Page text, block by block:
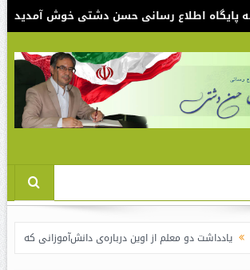
پایگاه اطلاع رسانی حسن دشتی خوش آمدید
دو معلم از اوین درباره‌ی دانش‌آموزانی که سوختند